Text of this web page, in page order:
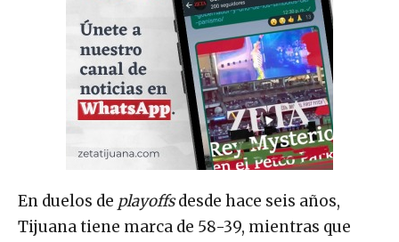
En duelos de playoffsdesde hace seis años,
Tijuana tiene marca de 58-39, mientras que